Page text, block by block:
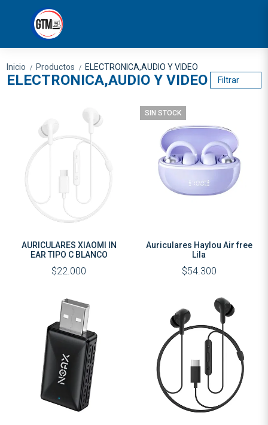
Inicio / Productos / ELECTRONICA,AUDIO Y VIDEO
ELECTRONICA,AUDIO Y VIDEO Filtrar
AURICULARES XIAOMI IN
EAR TIPO C BLANCO
$22.000
SIN STOCK
Auriculares Haylou Air free
Lila
$54.300